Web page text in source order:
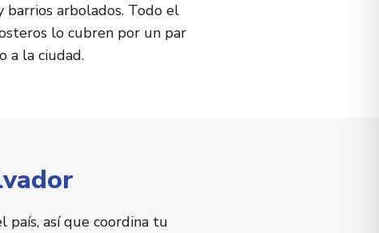
barrios arbolados. Todo el
lo cubren por un par
a la ciudad.
país, así que coordina tu